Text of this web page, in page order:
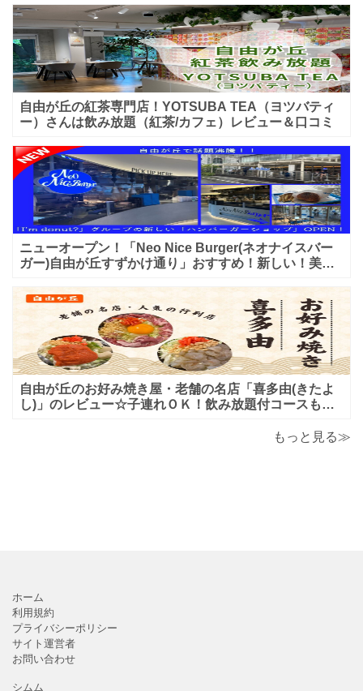
自由が丘の紅茶専門店！YOTSUBA TEA（ヨツバティ
ー）さんは飲み放題（紅茶/カフェ）レビュー＆口コミ
ニューオープン！「Neo Nice Burger(ネオナイスバー
ガー)自由が丘すずかけ通り」おすすめ！新しい！美味
自由が丘のお好み焼き屋・老舗の名店「喜多由(きたよ
し)」のレビュー☆子連れＯＫ！飲み放題付コースも！
もっと見る≫
ホーム
利用規約
プライバシーポリシー
サイト運営者
お問い合わせ
シムム